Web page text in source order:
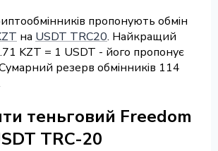
пропонують обмін
на USDT TRC20. Найкращий
KZT = 1 USDT - його пропонує
резерв обмінників 114
теньговий Freedom
TRC-20